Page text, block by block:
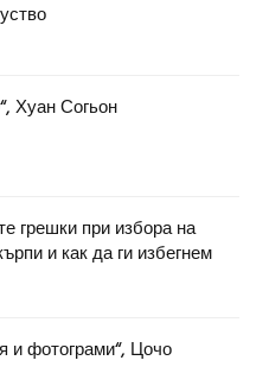
Хуан Согьон
грешки при избора на
и как да ги избегнем
и фотограми“, Цочо